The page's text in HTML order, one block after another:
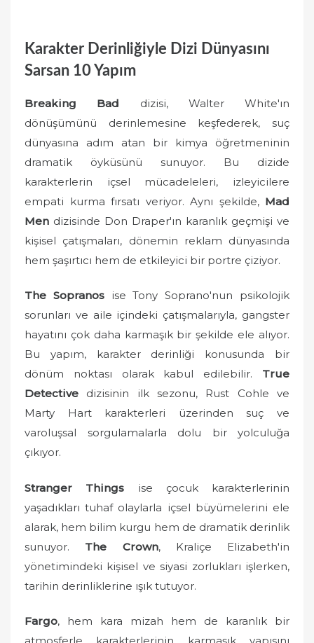
Karakter Derinliğiyle Dizi Dünyasını
Sarsan 10 Yapım
Breaking Bad dizisi, Walter White'ın
dönüşümünü derinlemesine keşfederek, suç
dünyasına adım atan bir kimya öğretmeninin
dramatik öyküsünü sunuyor. Bu dizide
karakterlerin içsel mücadeleleri, izleyicilere
empati kurma fırsatı veriyor. Aynı şekilde, Mad
Men dizisinde Don Draper'ın karanlık geçmişi ve
kişisel çatışmaları, dönemin reklam dünyasında
hem şaşırtıcı hem de etkileyici bir portre çiziyor.
The Sopranosise Tony Soprano'nun psikolojik
sorunları ve aile içindeki çatışmalarıyla, gangster
hayatını çok daha karmaşık bir şekilde ele alıyor.
Bu yapım, karakter derinliği konusunda bir
dönüm noktası olarak kabul edilebilir. True
Detective dizisinin ilk sezonu, Rust Cohle ve
Marty Hart karakterleri üzerinden suç ve
varoluşsal sorgulamalarla dolu bir yolculuğa
çıkıyor.
Stranger Things ise çocuk karakterlerinin
yaşadıkları tuhaf olaylarla içsel büyümelerini ele
alarak, hem bilim kurgu hem de dramatik derinlik
sunuyor. The Crown, Kraliçe Elizabeth'in
yönetimindeki kişisel ve siyasi zorlukları işlerken,
tarihin derinliklerine ışık tutuyor.
Fargo, hem kara mizah hem de karanlık bir